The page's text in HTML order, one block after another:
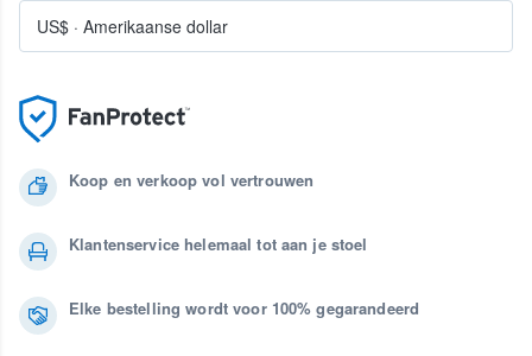
Koop en verkoop vol vertrouwen
Klantenservice helemaal tot aan je stoel
Elke bestelling wordt voor 100% gegarandeerd
US$ · Amerikaanse dollar